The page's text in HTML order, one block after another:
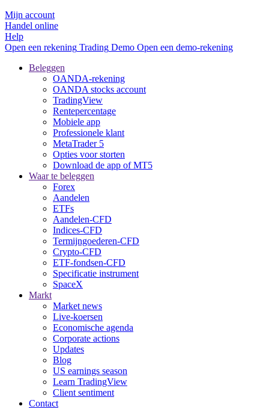
Mijn account
Handel online
Help
Open een rekening Trading Demo Open een demo-rekening
Beleggen
OANDA-rekening
OANDA stocks account
TradingView
Rentepercentage
Mobiele app
Professionele klant
MetaTrader 5
Opties voor storten
Download de app of MT5
Waar te beleggen
Forex
Aandelen
ETFs
Aandelen-CFD
Indices-CFD
Termijngoederen-CFD
Crypto-CFD
ETF-fondsen-CFD
Specificatie instrument
SpaceX
Markt
Market news
Live-koersen
Economische agenda
Corporate actions
Updates
Blog
US earnings season
Learn TradingView
Client sentiment
Contact